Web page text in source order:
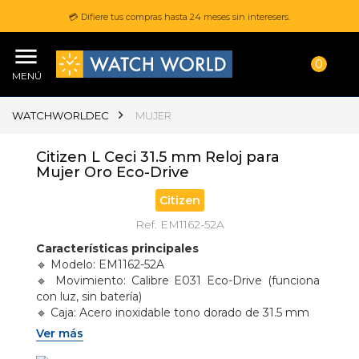
💳 Difiere tus compras hasta 24 meses sin interesers.
MENÚ
0
WATCHWORLDEC MUJER
Citizen L Ceci 31.5 mm Reloj para
Mujer Oro Eco-Drive
Citizen
Ref. EM1162-52A
Características principales
🔹 Modelo: EM1162-52A
🔹 Movimiento: Calibre E031 Eco-Drive (funciona
con luz, sin batería)
🔹 Caja: Acero inoxidable tono dorado de 31.5 mm
🔹 Cristal: Zafiro esférico doble (máxima claridad y
resistencia a rayones)
Ver más